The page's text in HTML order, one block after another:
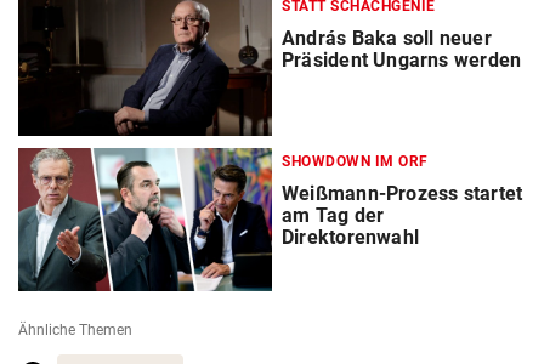
STATT SCHACHGENIE
András Baka soll neuer
Präsident Ungarns werden
SHOWDOWN IM ORF
Weißmann-Prozess startet
am Tag der
Direktorenwahl
Ähnliche Themen